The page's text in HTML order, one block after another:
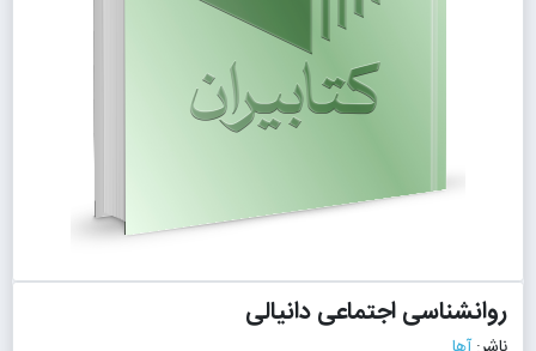
روانشناسی اجتماعی دانیالی